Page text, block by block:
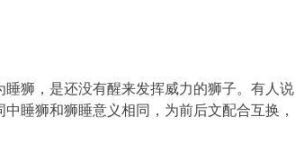
狮，是还没有醒来发挥威力的狮子。有人说
睡狮和狮睡意义相同，为前后文配合互换，